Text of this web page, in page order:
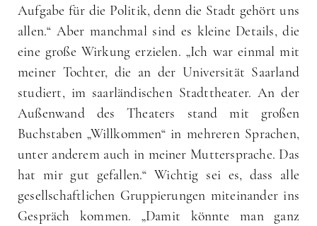
Aufgabe für die Politik, denn die Stadt gehört uns
allen.“ Aber manchmal sind es kleine Details, die
eine große Wirkung erzielen. „Ich war einmal mit
meiner Tochter, die an der Universität Saarland
studiert, im saarländischen Stadttheater. An der
Außenwand des Theaters stand mit großen
Buchstaben „Willkommen“ in mehreren Sprachen,
unter anderem auch in meiner Muttersprache. Das
hat mir gut gefallen.“ Wichtig sei es, dass alle
gesellschaftlichen Gruppierungen miteinander ins
Gespräch kommen. „Damit könnte man ganz